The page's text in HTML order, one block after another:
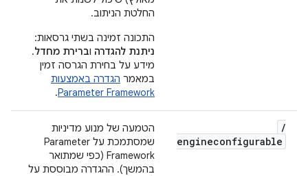
החלטת הניתוב.
התכונה זמינה בשתי גרסאות:
ניתנת להגדרה וברירת מחדל.
מידע על בחירת הגרסה זמין
במאמר הגדרה באמצעות
Parameter Framework
.
/
engineconfigurable
הטמעה של מנוע מדיניות
שמסתמכת על Parameter
Framework (כפי שמתואר
בהמשך). ההגדרה מבוססת על